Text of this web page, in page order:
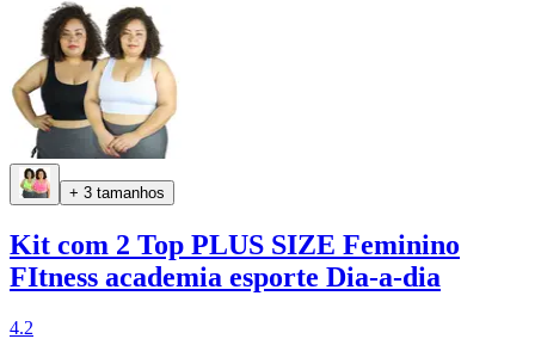
+ 3 tamanhos
Kit com 2 Top PLUS SIZE Feminino
FItness academia esporte Dia-a-dia
4.2